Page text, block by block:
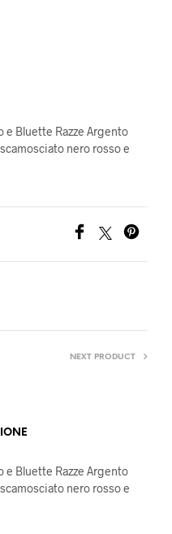
e Bluette Razze Argento
nero rosso e
NEXT PRODUCT
e Bluette Razze Argento
nero rosso e